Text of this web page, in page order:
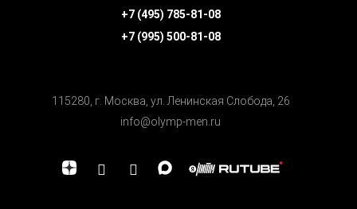
+7 (495) 785-81-08
+7 (995) 500-81-08
115280, г. Москва, ул. Ленинская Cлобода, 26
info@olymp-men.ru